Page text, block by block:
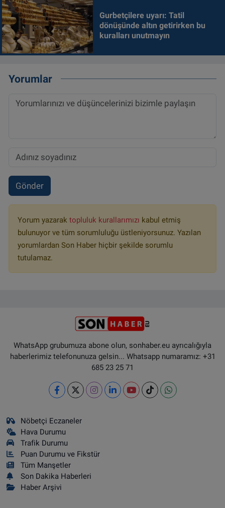
Gurbetçilere uyarı: Tatil
dönüşünde altın getirirken bu
kuralları unutmayın
Yorumlar
Gönder
Yorum yazarak topluluk kurallarımızı kabul etmiş
bulunuyor ve tüm sorumluluğu üstleniyorsunuz. Yazılan
yorumlardan Son Haber hiçbir şekilde sorumlu
tutulamaz.
WhatsApp grubumuza abone olun, sonhaber.eu ayrıcalığıyla
haberlerimiz telefonunuza gelsin... Whatsapp numaramız: +31
685 23 25 71
Nöbetçi Eczaneler
Hava Durumu
Trafik Durumu
Puan Durumu ve Fikstür
Tüm Manşetler
Son Dakika Haberleri
Haber Arşivi